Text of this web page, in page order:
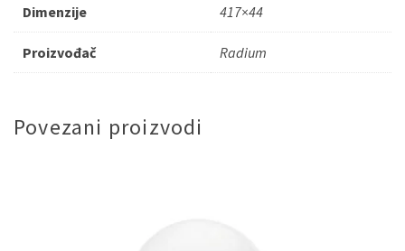
Dimenzije 417×44
Proizvođač Radium
Povezani proizvodi